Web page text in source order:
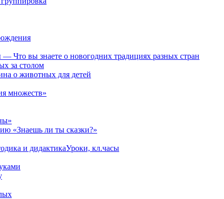
Что вы знаете о новогодних традициях разных стран
за столом
о животных для детей
множеств»
«Знаешь ли ты сказки?»
и дидактикаУроки, кл.часы